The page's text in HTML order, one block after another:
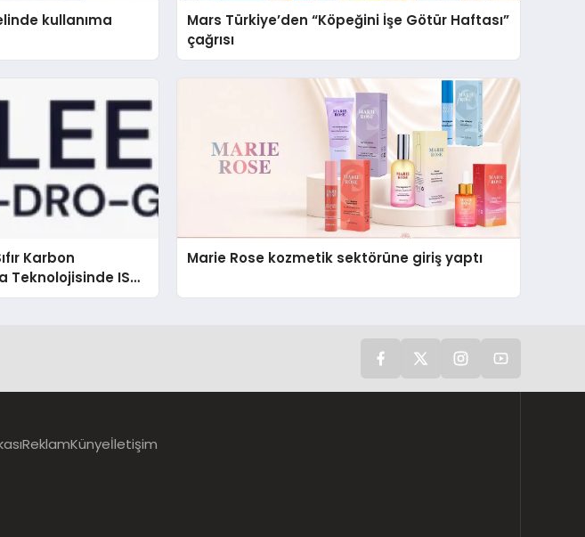
kullanıma
Mars Türkiye’den “Köpeğini İşe Götür Haftası”
çağrısı
Karbon
Teknolojisinde ISO
Aldı
Marie Rose kozmetik sektörüne giriş yaptı
ReklamKünyeİletişim